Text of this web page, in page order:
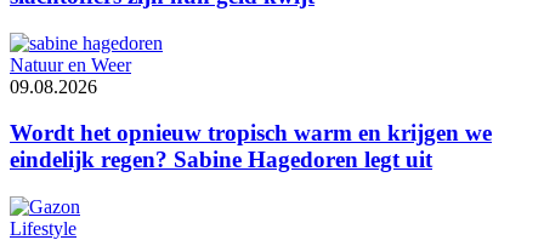
Natuur en Weer
09.08.2026
Wordt het opnieuw tropisch warm en krijgen we
eindelijk regen? Sabine Hagedoren legt uit
Lifestyle